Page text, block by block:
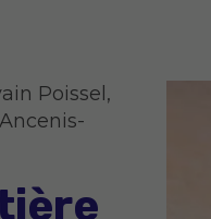
Poissel,